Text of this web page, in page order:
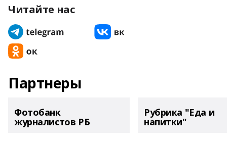
Читайте нас
Партнеры
Фотобанк
журналистов РБ
Рубрика "Еда и
напитки"